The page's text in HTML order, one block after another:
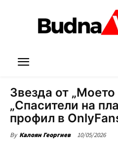
Звезда от
„Спасители на
профил в
By Калоян Георгиев 10/05/2026